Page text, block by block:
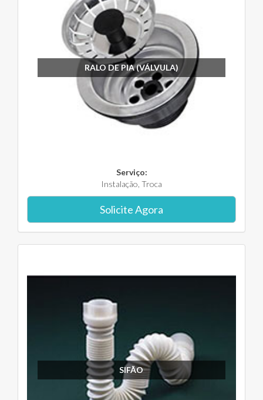
RALO DE PIA (VÁLVULA)
Serviço:
Instalação, Troca
Solicite Agora
SIFÃO